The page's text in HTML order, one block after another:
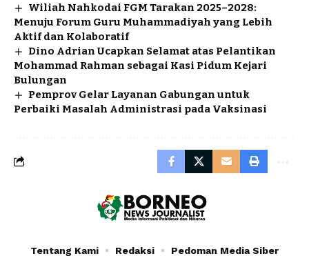
Wiliah Nahkodai FGM Tarakan 2025–2028:
Menuju Forum Guru Muhammadiyah yang Lebih
Aktif dan Kolaboratif
Dino Adrian Ucapkan Selamat atas Pelantikan
Mohammad Rahman sebagai Kasi Pidum Kejari
Bulungan
Pemprov Gelar Layanan Gabungan untuk
Perbaiki Masalah Administrasi pada Vaksinasi
Tentang Kami Redaksi Pedoman Media Siber